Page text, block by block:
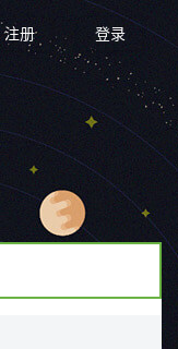
登录
注册